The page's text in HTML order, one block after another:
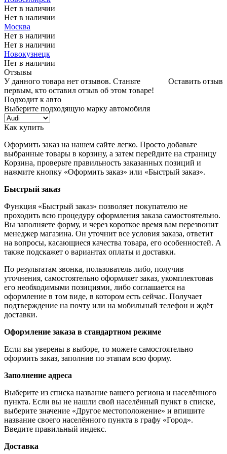
Нет в наличии
Нет в наличии
Москва
Нет в наличии
Нет в наличии
Новокузнецк
Нет в наличии
Отзывы
Оставить отзыв
У данного товара нет отзывов. Станьте
первым, кто оставил отзыв об этом товаре!
Подходит к авто
Выберите подходящую марку автомобиля
Как купить
Оформить заказ на нашем сайте легко. Просто добавьте
выбранные товары в корзину, а затем перейдите на страницу
Корзина, проверьте правильность заказанных позиций и
нажмите кнопку «Оформить заказ» или «Быстрый заказ».
Быстрый заказ
Функция «Быстрый заказ» позволяет покупателю не
проходить всю процедуру оформления заказа самостоятельно.
Вы заполняете форму, и через короткое время вам перезвонит
менеджер магазина. Он уточнит все условия заказа, ответит
на вопросы, касающиеся качества товара, его особенностей. А
также подскажет о вариантах оплаты и доставки.
По результатам звонка, пользователь либо, получив
уточнения, самостоятельно оформляет заказ, укомплектовав
его необходимыми позициями, либо соглашается на
оформление в том виде, в котором есть сейчас. Получает
подтверждение на почту или на мобильный телефон и ждёт
доставки.
Оформление заказа в стандартном режиме
Если вы уверены в выборе, то можете самостоятельно
оформить заказ, заполнив по этапам всю форму.
Заполнение адреса
Выберите из списка название вашего региона и населённого
пункта. Если вы не нашли свой населённый пункт в списке,
выберите значение «Другое местоположение» и впишите
название своего населённого пункта в графу «Город».
Введите правильный индекс.
Доставка